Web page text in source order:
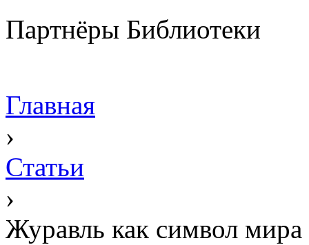
Партнёры Библиотеки
Главная
›
Статьи
›
Журавль как символ